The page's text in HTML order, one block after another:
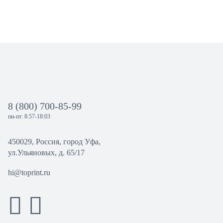
8 (800) 700-85-99
пн-пт: 8:57-18:03
450029, Россия, город Уфа,
ул.Ульяновых, д. 65/17
hi@toprint.ru